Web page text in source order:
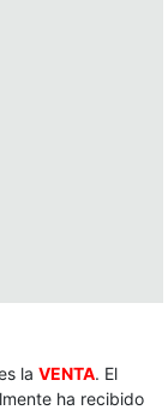
la VENTA. El
ha recibido